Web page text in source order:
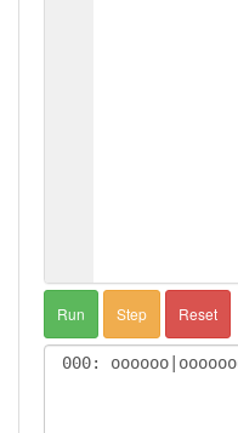
Run Step Reset